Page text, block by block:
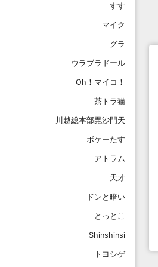
すす
マイク
グラ
ウラブラドール
Oh！マイコ！
茶トラ猫
川越総本部毘沙門天
ボケーたす
アトラム
天才
ドンと暗い
とっとこ
Shinshinsi
トヨシゲ